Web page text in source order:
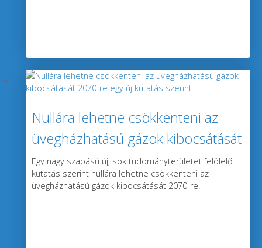
Nullára lehetne csökkenteni az
üvegházhatású gázok kibocsátását
2070-re egy új kutatás szerint
Egy nagy szabású új, sok tudományterületet felölelő
kutatás szerint nullára lehetne csökkenteni az
üvegházhatású gázok kibocsátását 2070-re.